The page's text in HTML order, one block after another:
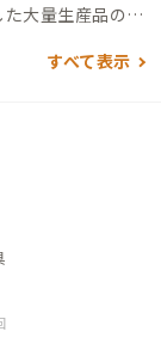
大量生産品のイ
ます。実はこの物
会員へ
の下、ADDres
を紡いでいって
すべて表示